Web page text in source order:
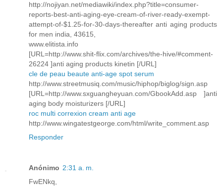
http://nojiyan.net/mediawiki/index.php?title=consumer-
reports-best-anti-aging-eye-cream-of-river-ready-exempt-
attempt-of-$1.25-for-30-days-thereafter anti aging products
for men india, 43615,
www.elitista.info
[URL=http://www.shit-flix.com/archives/the-hive/#comment-
26224 ]anti aging products kinetin [/URL]
cle de peau beaute anti-age spot serum
http://www.streetmusiq.com/music/hiphop/biglog/sign.asp
[URL=http://www.sxguangheyuan.com/GbookAdd.asp ]anti
aging body moisturizers [/URL]
roc multi correxion cream anti age
http://www.wingatestgeorge.com/html/write_comment.asp
Responder
Anónimo 2:31 a. m.
FwENkq,